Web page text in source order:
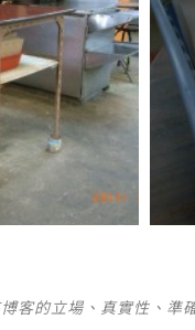
客的立場、真實性、準